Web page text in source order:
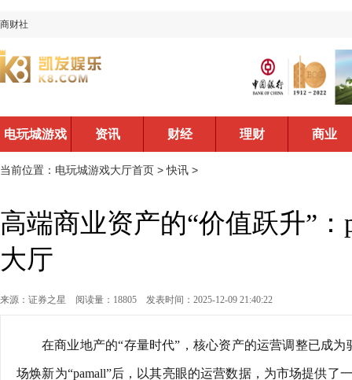
商财社
电玩城游戏
大厅首页
资讯 财经 理财 商业
当前位置： 电玩城游戏大厅首页 >快讯 >
高端商业资产的“价值跃升”
大厅
来源：证券之星 阅读量：18805 发表时间：2025-12-09 21:40:22
在商业地产的“存量时代”，核心资产的运营调整已成
场焕新为“pamall”后，以其亮眼的运营数据，为市场提供